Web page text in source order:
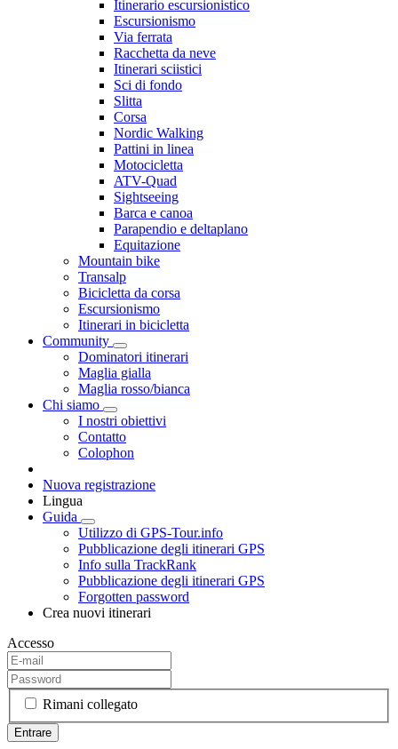
Itinerario escursionistico
Escursionismo
Via ferrata
Racchetta da neve
Itinerari sciistici
Sci di fondo
Slitta
Corsa
Nordic Walking
Pattini in linea
Motocicletta
ATV-Quad
Sightseeing
Barca e canoa
Parapendio e deltaplano
Equitazione
Mountain bike
Transalp
Bicicletta da corsa
Escursionismo
Itinerari in bicicletta
Community
Dominatori itinerari
Maglia gialla
Maglia rosso/bianca
Chi siamo
I nostri obiettivi
Contatto
Colophon
Nuova registrazione
Lingua
Guida
Utilizzo di GPS-Tour.info
Pubblicazione degli itinerari GPS
Info sulla TrackRank
Pubblicazione degli itinerari GPS
Forgotten password
Crea nuovi itinerari
Accesso
Rimani collegato